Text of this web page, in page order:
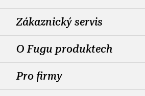
Zákaznický servis
O Fugu produktech
Pro firmy